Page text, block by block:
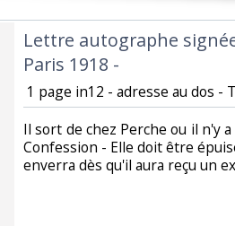
‎Lettre autographe
Paris 1918 -‎
1 page in12 - adresse au dos -
‎Il sort de chez Perche ou il n'y
Confession - Elle doit être
enverra dès qu'il aura reçu un